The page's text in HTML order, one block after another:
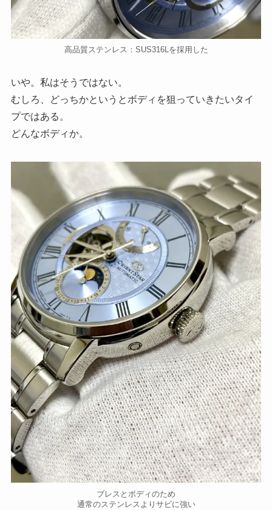
高品質ステンレス：SUS316Lを採用した
いや。私はそうではない。
むしろ、どっちかというとボディを狙っていきたいタイ
プではある。
どんなボディか。
ブレスとボディのため
通常のステンレスよりサビに強い